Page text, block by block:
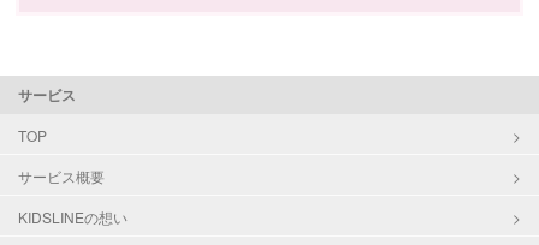
サービス
TOP
サービス概要
KIDSLINEの想い